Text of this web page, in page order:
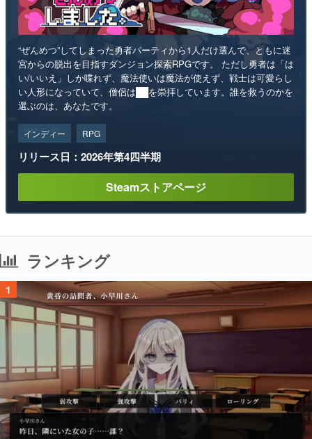
“ぜんめつ”してしまった勇者パーティから1人だけ選んで、ともに迷
宮からの脱出を目指すダンジョン探索RPGです。 ただし勇者は「は
い/いいえ」しか喋れず、魔法使いは魔法が使えず、戦士は可愛らし
い人形になっていて、僧侶は██を崇拝しています。誰を救うのかを
選ぶのは、あなたです。
インディー RPG
リリース日：2026年第4四半期
Steamストアページ
ランキング
1